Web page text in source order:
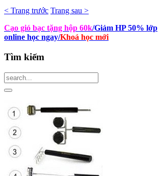
< Trang trước Trang sau >
Cạo gió bạc tặng hộp 60k/Giảm HP 50% lớp
online học ngay/Khoá học mới
Tìm kiếm